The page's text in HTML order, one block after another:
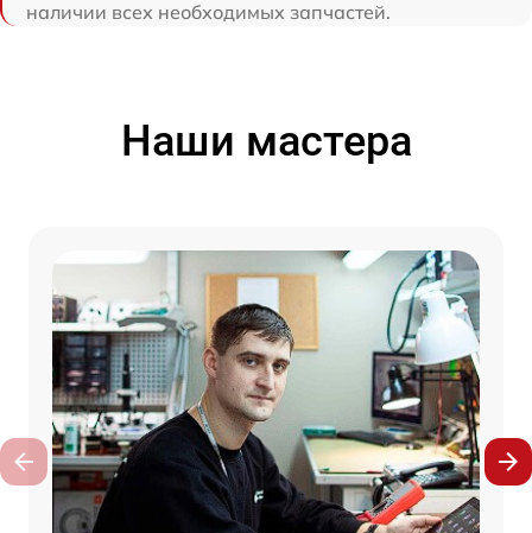
наличии всех необходимых запчастей.
Наши мастера